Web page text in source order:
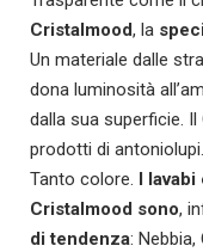
Cristalmood, la
Un materiale dalle
dona luminosità
dalla sua superficie.
prodotti di
Tanto colore. I lavabi
Cristalmood sono,
di tendenza: Nebbia,